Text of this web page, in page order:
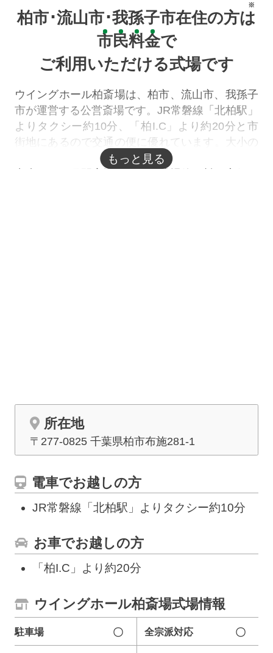
柏市･流山市･我孫子市在住の方は
市民料金で
ご利用いただける式場です
※
ウイングホール柏斎場は、柏市、流山市、我孫子
市が運営する公営斎場です。JR常磐線「北柏駅」
よりタクシー約10分、「柏I.C」より約20分と市
街地にあるので交通の便に優れています。大小の
式場があり、家族葬から一般葬まで幅広く葬儀が
もっと見る
所在地
〒277-0825 千葉県柏市布施281-1
電車でお越しの方
JR常磐線「北柏駅」よりタクシー約10分
お車でお越しの方
「柏I.C」より約20分
ウイングホール柏斎場式場情報
駐車場 〇 全宗派対応 〇